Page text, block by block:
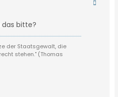
bitte?
der Staatsgewalt, die
stehen." (Thomas